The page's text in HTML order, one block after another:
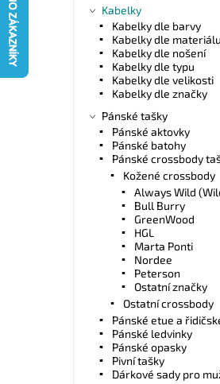
Kabelky
Kabelky dle barvy
Kabelky dle materiálu
Kabelky dle nošení
Kabelky dle typu
Kabelky dle velikosti
Kabelky dle značky
Pánské tašky
Pánské aktovky
Pánské batohy
Pánské crossbody
Kožené crossbody
Always Wild
Bull Burry
GreenWood
HGL
Marta Ponti
Nordee
Peterson
Ostatní značky
Ostatní crossbody
Pánské etue a
Pánské ledvinky
Pánské opasky
Pivní tašky
Dárkové sady pro